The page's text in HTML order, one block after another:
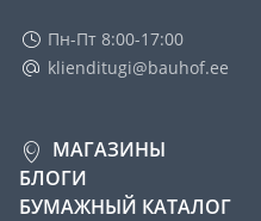
Пн-Пт 8:00-17:00
klienditugi@bauhof.ee
МАГАЗИНЫ
БЛОГИ
БУМАЖНЫЙ КАТАЛОГ